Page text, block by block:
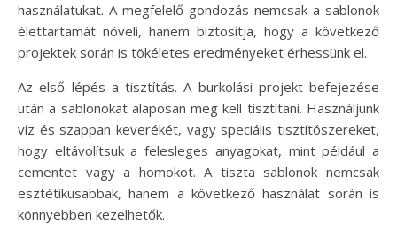
használatukat. A megfelelő gondozás nemcsak a sablonok
élettartamát növeli, hanem biztosítja, hogy a következő
projektek során is tökéletes eredményeket érhessünk el.
Az első lépés a tisztítás. A burkolási projekt befejezése
után a sablonokat alaposan meg kell tisztítani. Használjunk
víz és szappan keverékét, vagy speciális tisztítószereket,
hogy eltávolítsuk a felesleges anyagokat, mint például a
cementet vagy a homokot. A tiszta sablonok nemcsak
esztétikusabbak, hanem a következő használat során is
könnyebben kezelhetők.